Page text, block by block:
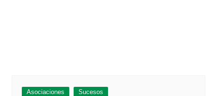
Asociaciones Sucesos